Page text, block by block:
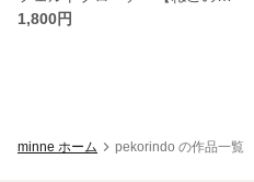
1,800円
minne ホーム pekorindo の作品一覧